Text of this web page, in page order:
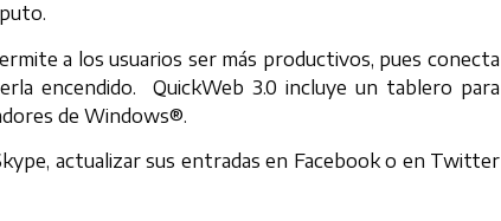
a los usuarios ser más productivos, pues conecta
encendido. QuickWeb 3.0 incluye un tablero para
de Windows®.
actualizar sus entradas en Facebook o en Twitter